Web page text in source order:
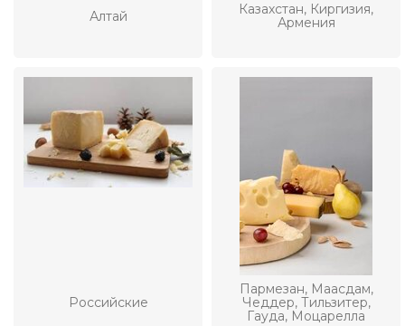
Алтай
Казахстан, Киргизия,
Армения
Российские
Пармезан, Маасдам,
Чеддер, Тильзитер,
Гауда, Моцарелла